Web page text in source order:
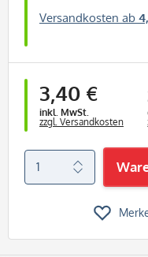
Versandkosten ab
3,40 €
inkl. MwSt.
zzgl. Versandkosten